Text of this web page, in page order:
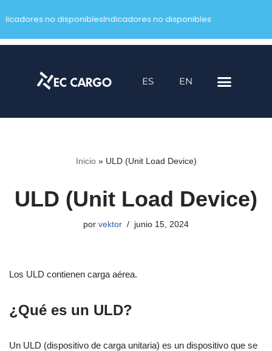
al
no disponiblesIndicadores no disponibles
ES EN
Inicio» ULD (Unit Load Device)
ULD (Unit Load Device)
por vektor junio 15, 2024
Los ULD contienen carga aérea.
¿Qué es un ULD?
Un ULD (dispositivo de carga unitaria) es un dispositivo que se